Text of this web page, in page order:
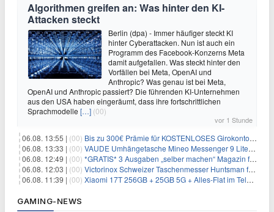
Algorithmen greifen an: Was hinter den KI-
Attacken steckt
Berlin (dpa) - Immer häufiger steckt KI
hinter Cyberattacken. Nun ist auch ein
Programm des Facebook-Konzerns Meta
damit aufgefallen. Was steckt hinter den
Vorfällen bei Meta, OpenAI und
Anthropic? Was genau ist bei Meta,
OpenAI und Anthropic passiert? Die führenden KI-Unternehmen
aus den USA haben eingeräumt, dass ihre fortschrittlichen
Sprachmodelle […] (00)
vor 1 Stunde
06.08. 13:55 | (00) Bis zu 300€ Prämie für KOSTENLOSES Girokonto bei der Santander – 50€ schon nach 1 Woche!
06.08. 13:33 | (00) VAUDE Umhängetasche Mineo Messenger 9 Liter für 26,89€
06.08. 12:49 | (00) *GRATIS* 3 Ausgaben „selber machen“ Magazin für 0€ (statt 13,35€)
06.08. 12:03 | (00) Victorinox Schweizer Taschenmesser Huntsman für 32,99€
06.08. 11:39 | (00) Xiaomi 17T 256GB + 25GB 5G + Alles-Flat im Telekom-Netz für 9,99€/Monat
GAMING-NEWS